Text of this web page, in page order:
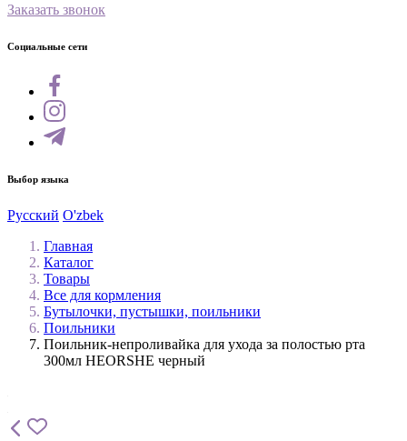
Заказать звонок
Социальные сети
Выбор языка
Русский O'zbek
Главная
Каталог
Товары
Все для кормления
Бутылочки, пустышки, поильники
Поильники
Поильник-непроливайка для ухода за полостью рта
300мл HEORSHE черный